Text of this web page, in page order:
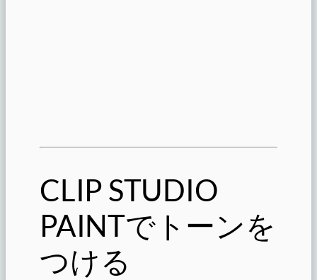
CLIP STUDIO
PAINTでトーンを
つける